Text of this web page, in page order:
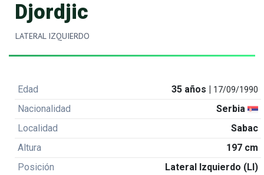
Djordjic
LATERAL IZQUIERDO
Edad 35 años | 17/09/1990
Nacionalidad
Serbia
Localidad
Sabac
Altura
197 cm
Posición
Lateral Izquierdo (LI)